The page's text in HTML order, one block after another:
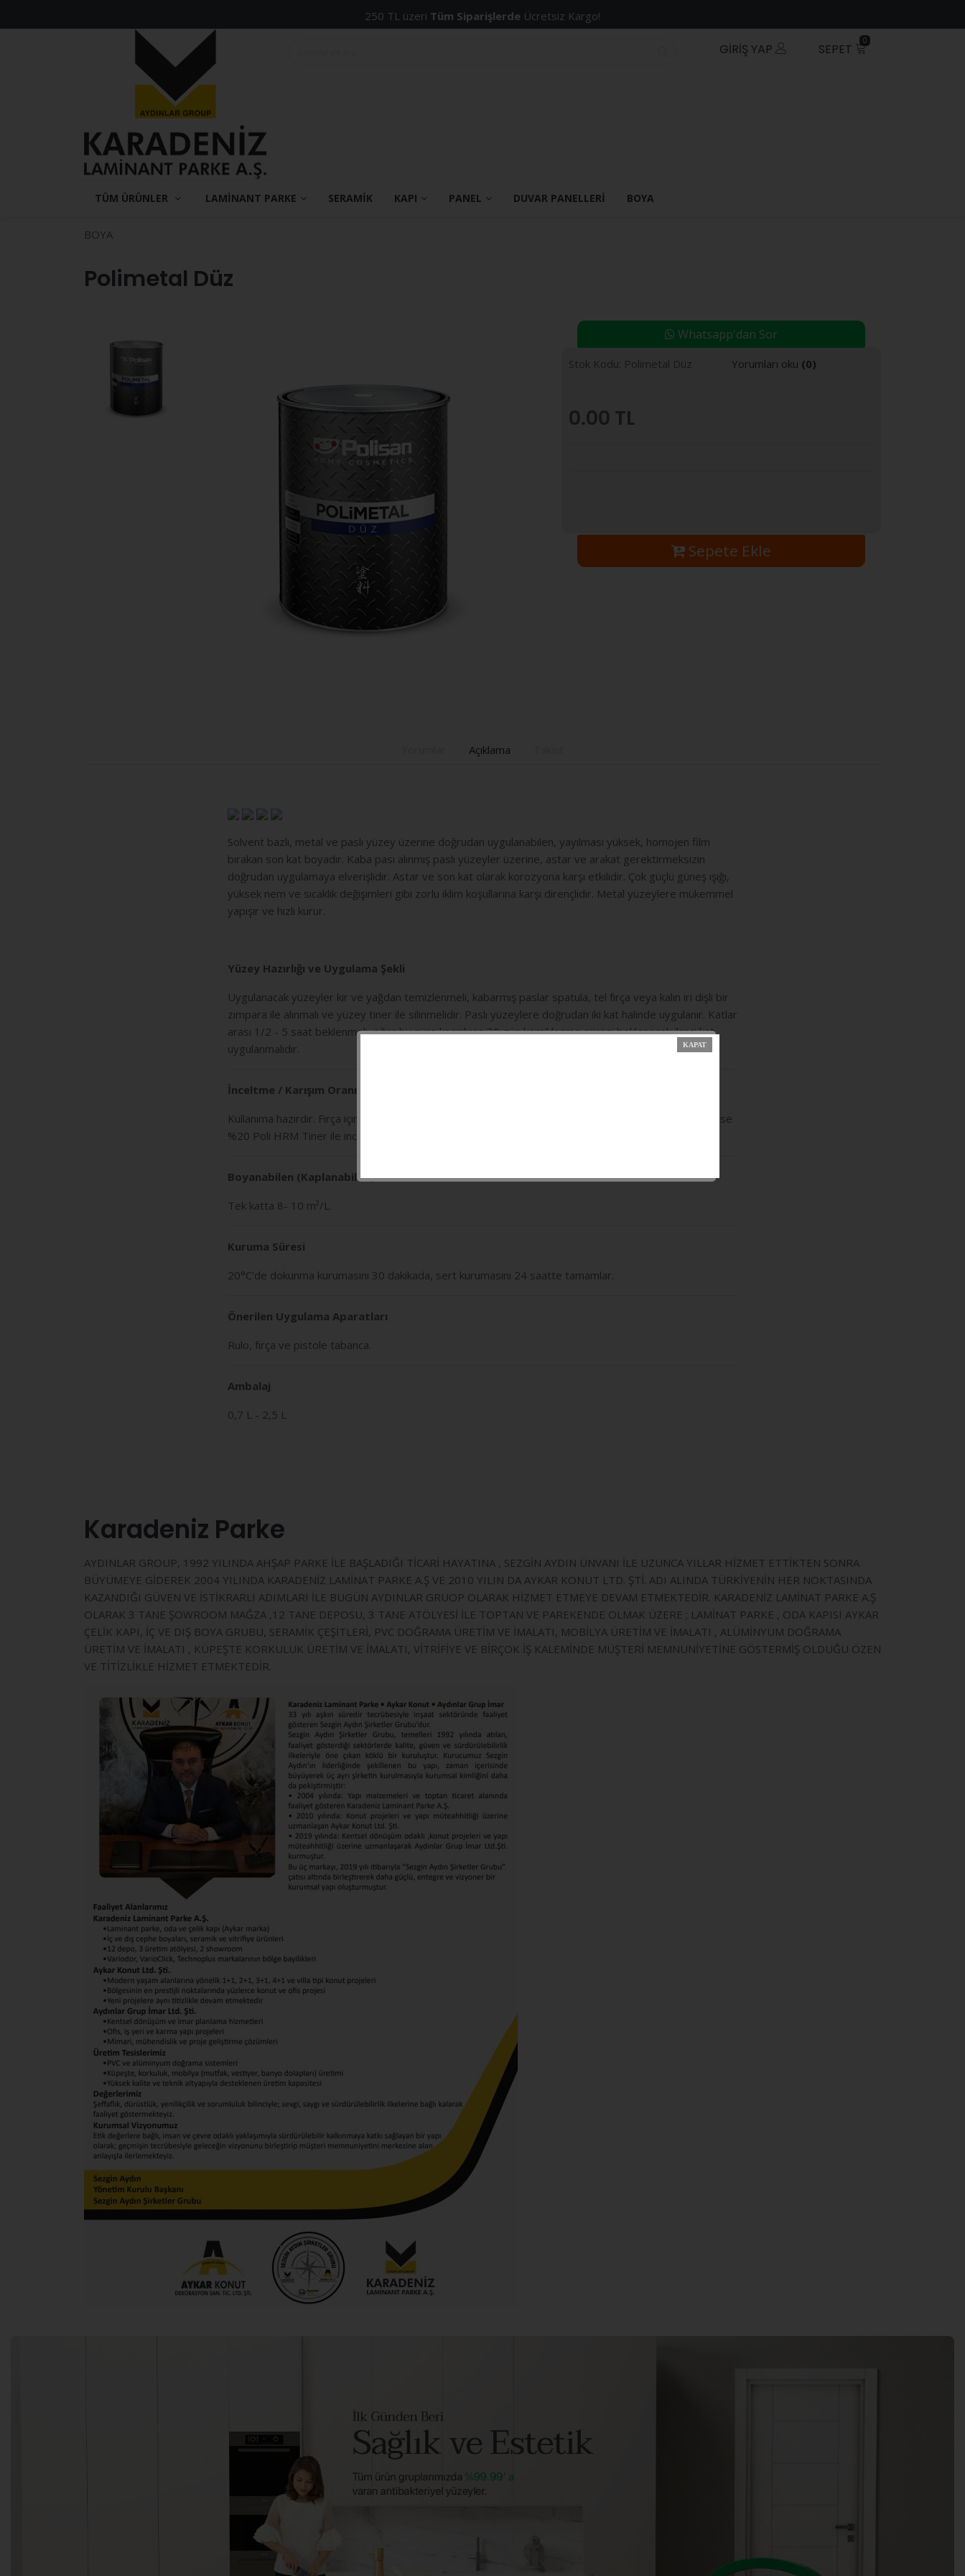
250 TL üzeri Tüm Siparişlerde Ücretsiz Kargo!
GIRIŞ YAP SEPET
0
TÜM ÜRÜNLER LAMİNANT PARKE SERAMİK KAPI PANEL DUVAR PANELLERİ BOYA
BOYA
Polimetal Düz
Whatsapp'dan Sor
Stok Kodu: Polimetal Düz Yorumları oku (0)
0.00 TL
Sepete Ekle
Açıklama
Solvent bazlı, metal ve paslı yüzey üzerine doğrudan uygulanabilen, yayılması yüksek, homojen film
bırakan son kat boyadır. Kaba pası alınmış paslı yüzeyler üzerine, astar ve arakat gerektirmeksizin
doğrudan uygulamaya elverişlidir. Astar ve son kat olarak korozyona karşı etkilidir. Çok güçlü güneş ışığı,
yüksek nem ve sıcaklık değişimleri gibi zorlu iklim koşullarına karşı dirençlidir. Metal yüzeylere mükemmel
yapışır ve hızlı kurur.
Yüzey Hazırlığı ve Uygulama Şekli
Uygulanacak yüzeyler kir ve yağdan temizlenmeli, kabarmış paslar spatula, tel fırça veya kalın iri dişli bir
zımpara ile alınmalı ve yüzey tiner ile silinmelidir. Paslı yüzeylere doğrudan iki kat halinde uygulanır. Katlar
arası 1/2 - 5 saat beklenmeli, eğer bu süre kaçırılırsa 30 gün kemikleşme süresi beklenerek ikinci kat
uygulanmalıdır.
İnceltme / Karışım Oranı
Kullanıma hazırdır. Fırça için inceltme gerekirse maksimum %5 Poli HRM Tiner ile pistole tabanca için ise
%20 Poli HRM Tiner ile inceltilmelidir.
Boyanabilen (Kaplanabilen) Alan
Tek katta 8- 10 m²/L.
Kuruma Süresi
20°C'de dokunma kurumasını 30 dakikada, sert kurumasını 24 saatte tamamlar.
Önerilen Uygulama Aparatları
Rulo, fırça ve pistole tabanca.
Ambalaj
0,7 L - 2,5 L
Karadeniz Parke
AYDINLAR GROUP, 1992 YILINDA AHŞAP PARKE İLE BAŞLADIĞI TİCARİ HAYATINA , SEZGİN AYDIN ÜNVANI İLE UZUNCA YILLAR HİZMET ETTİKTEN SONRA
BÜYÜMEYE GİDEREK 2004 YILINDA KARADENİZ LAMİNAT PARKE A.Ş VE 2010 YILIN DA AYKAR KONUT LTD. ŞTİ. ADI ALINDA TÜRKİYENİN HER NOKTASINDA
KAZANDIĞI GÜVEN VE İSTİKRARLI ADIMLARI İLE BUGÜN AYDINLAR GRUOP OLARAK HİZMET ETMEYE DEVAM ETMEKTEDİR. KARADENİZ LAMİNAT PARKE A.Ş
OLARAK 3 TANE ŞOWROOM MAĞZA ,12 TANE DEPOSU, 3 TANE ATÖLYESİ İLE TOPTAN VE PAREKENDE OLMAK ÜZERE ; LAMİNAT PARKE , ODA KAPISI AYKAR
ÇELİK KAPI, İÇ VE DIŞ BOYA GRUBU, SERAMİK ÇEŞİTLERİ, PVC DOĞRAMA ÜRETİM VE İMALATI, MOBİLYA ÜRETİM VE İMALATI , ALÜMİNYUM DOĞRAMA
ÜRETİM VE İMALATI , KÜPEŞTE KORKULUK ÜRETİM VE İMALATI, VİTRİFİYE VE BİRÇOK İŞ KALEMİNDE MÜŞTERİ MEMNUNİYETİNE GÖSTERMİŞ OLDUĞU ÖZEN
VE TİTİZLİKLE HİZMET ETMEKTEDİR.